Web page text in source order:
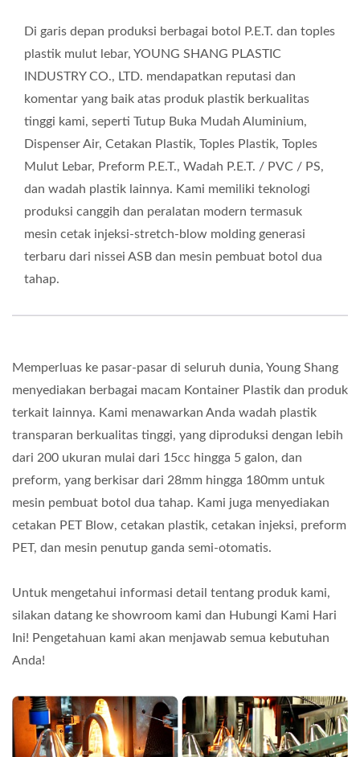
Di garis depan produksi berbagai botol P.E.T. dan toples
plastik mulut lebar, YOUNG SHANG PLASTIC
INDUSTRY CO., LTD. mendapatkan reputasi dan
komentar yang baik atas produk plastik berkualitas
tinggi kami, seperti Tutup Buka Mudah Aluminium,
Dispenser Air, Cetakan Plastik, Toples Plastik, Toples
Mulut Lebar, Preform P.E.T., Wadah P.E.T. / PVC / PS,
dan wadah plastik lainnya. Kami memiliki teknologi
produksi canggih dan peralatan modern termasuk
mesin cetak injeksi-stretch-blow molding generasi
terbaru dari nissei ASB dan mesin pembuat botol dua
tahap.
Memperluas ke pasar-pasar di seluruh dunia, Young Shang
menyediakan berbagai macam Kontainer Plastik dan produk
terkait lainnya. Kami menawarkan Anda wadah plastik
transparan berkualitas tinggi, yang diproduksi dengan lebih
dari 200 ukuran mulai dari 15cc hingga 5 galon, dan
preform, yang berkisar dari 28mm hingga 180mm untuk
mesin pembuat botol dua tahap. Kami juga menyediakan
cetakan PET Blow, cetakan plastik, cetakan injeksi, preform
PET, dan mesin penutup ganda semi-otomatis.
Untuk mengetahui informasi detail tentang produk kami,
silakan datang ke showroom kami dan Hubungi Kami Hari
Ini! Pengetahuan kami akan menjawab semua kebutuhan
Anda!